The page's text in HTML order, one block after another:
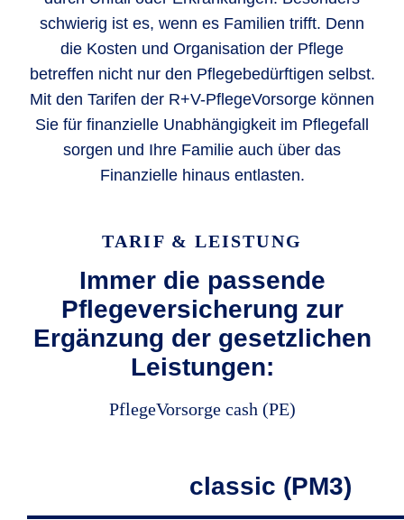
schwierig ist es, wenn es Familien trifft. Denn
die Kosten und Organisation der Pflege
betreffen nicht nur den Pflegebedürftigen selbst.
Mit den Tarifen der R+V-PflegeVorsorge können
Sie für finanzielle Unabhängigkeit im Pflegefall
sorgen und Ihre Familie auch über das
Finanzielle hinaus entlasten.
TARIF & LEISTUNG
Immer die passende
Pflegeversicherung zur
Ergänzung der gesetzlichen
Leistungen:
PflegeVorsorge cash (PE)
classic (PM3)